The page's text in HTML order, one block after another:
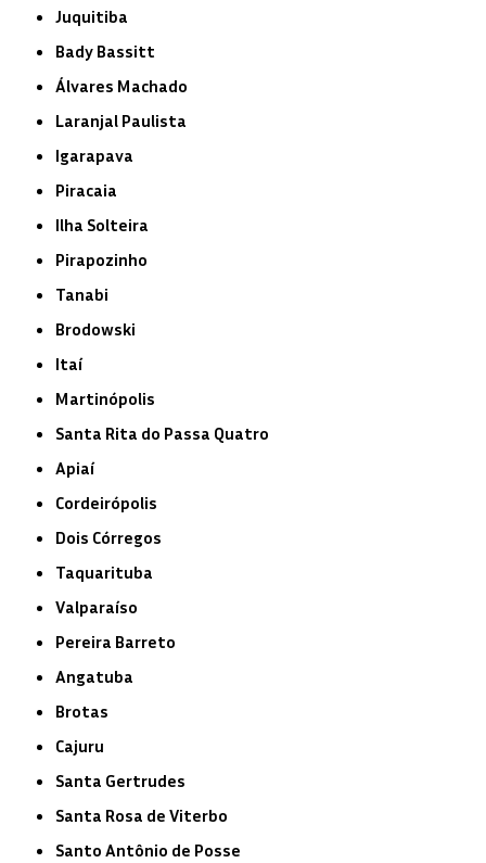
Juquitiba
Bady Bassitt
Álvares Machado
Laranjal Paulista
Igarapava
Piracaia
Ilha Solteira
Pirapozinho
Tanabi
Brodowski
Itaí
Martinópolis
Santa Rita do Passa Quatro
Apiaí
Cordeirópolis
Dois Córregos
Taquarituba
Valparaíso
Pereira Barreto
Angatuba
Brotas
Cajuru
Santa Gertrudes
Santa Rosa de Viterbo
Santo Antônio de Posse